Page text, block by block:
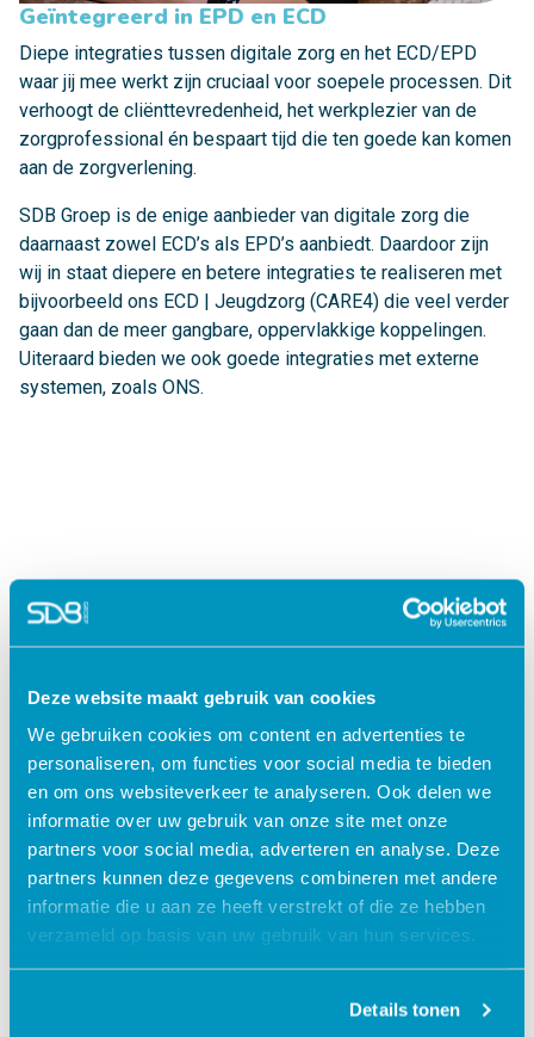
Deze website maakt gebruik van cookies
We gebruiken cookies om content en advertenties te
personaliseren, om functies voor social media te bieden
en om ons websiteverkeer te analyseren. Ook delen we
informatie over uw gebruik van onze site met onze
partners voor social media, adverteren en analyse. Deze
partners kunnen deze gegevens combineren met andere
informatie die u aan ze heeft verstrekt of die ze hebben
verzameld op basis van uw gebruik van hun services.
Details tonen
Geïntegreerd in EPD en ECD
Diepe integraties tussen digitale zorg en het ECD/EPD
waar jij mee werkt zijn cruciaal voor soepele processen. Dit
verhoogt de cliënttevredenheid, het werkplezier van de
zorgprofessional én bespaart tijd die ten goede kan komen
aan de zorgverlening.
SDB Groep is de enige aanbieder van digitale zorg die
daarnaast zowel ECD’s als EPD’s aanbiedt. Daardoor zijn
wij in staat diepere en betere integraties te realiseren met
bijvoorbeeld ons ECD | Jeugdzorg (CARE4) die veel verder
gaan dan de meer gangbare, oppervlakkige koppelingen.
Uiteraard bieden we ook goede integraties met externe
systemen, zoals ONS.
Omgeving) jou op 9 manieren
ondersteunt
1 Regie bij de cliënt
De cliënt kan zelf aan de slag en zijn netwerk erbij